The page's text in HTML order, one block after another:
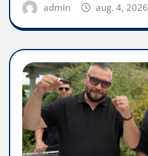
admin aug. 4, 2026